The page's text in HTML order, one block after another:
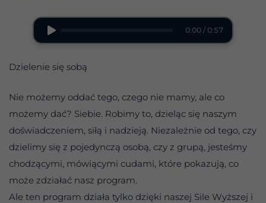
0:00 / 0:57
Dzielenie się sobą
Nie możemy oddać tego, czego nie mamy, ale co
możemy dać? Siebie. Robimy to, dzieląc się naszym
doświadczeniem, siłą i nadzieją. Niezależnie od tego, czy
dzielimy się z pojedynczą osobą, czy z grupą, jesteśmy
chodzącymi, mówiącymi cudami, które pokazują, co
może zdziałać nasz program.
Ale ten program działa tylko dzięki naszej Sile Wyższej i